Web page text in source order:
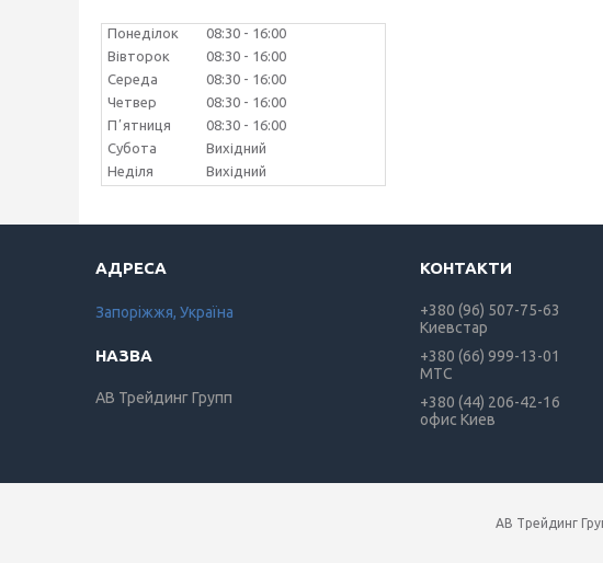
Понеділок 08:30
16:00
Вівторок
08:30
16:00
Середа
08:30
16:00
Четвер
08:30
16:00
Пʼятниця
08:30
16:00
Субота
Вихідний
Неділя
Вихідний
Запоріжжя, Україна
АВ Трейдинг Групп
+380 (96) 507-75-63
Киевстар
+380 (66) 999-13-01
МТС
+380 (44) 206-42-16
офис Киев